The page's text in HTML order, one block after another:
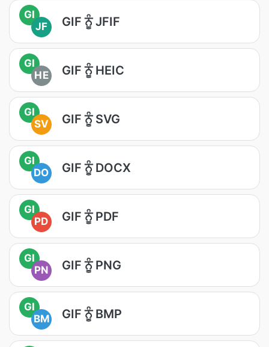
GI
JF
GIF ਨੂੰ JFIF
GI
HE
GIF ਨੂੰ HEIC
GI
SV
GIF ਨੂੰ SVG
GI
DO
GIF ਨੂੰ DOCX
GI
PD
GIF ਨੂੰ PDF
GI
PN
GIF ਨੂੰ PNG
GI
BM
GIF ਨੂੰ BMP